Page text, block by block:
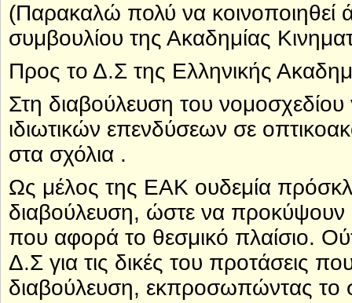
(Παρακαλώ πολύ να κοινοποιηθεί
συμβουλίου της Ακαδημίας
Προς το Δ.Σ της Ελληνικής
Στη διαβούλευση του
ιδιωτικών επενδύσεων σε
στα σχόλια .
Ως μέλος της ΕΑΚ ουδεμία
διαβούλευση, ώστε να προκύψουν
που αφορά το θεσμικό πλαίσιο.
Δ.Σ για τις δικές του προτάσεις
διαβούλευση, εκπροσωπώντας το